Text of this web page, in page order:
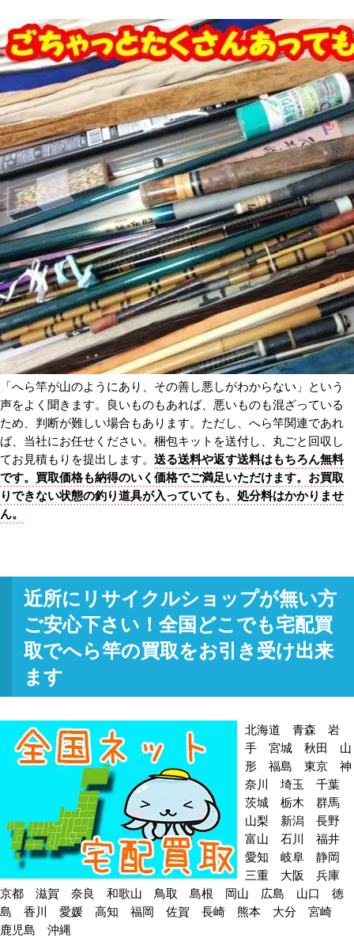
「へら竿が山のようにあり、その善し悪しがわからない」という
声をよく聞きます。良いものもあれば、悪いものも混ざっている
ため、判断が難しい場合もあります。ただし、へら竿関連であれ
ば、当社にお任せください。梱包キットを送付し、丸ごと回収し
てお見積もりを提出します。 送る送料や返す送料はもちろん無料
です。買取価格も納得のいく価格でご満足いただけます。お買取
りできない状態の釣り道具が入っていても、処分料はかかりませ
ん。
近所にリサイクルショップが無い方
ご安心下さい！全国どこでも宅配買
取でへら竿の買取をお引き受け出来
ます
北海道 青森 岩
手 宮城 秋田 山
形 福島 東京 神
奈川 埼玉 千葉
茨城 栃木 群馬
山梨 新潟 長野
富山 石川 福井
愛知 岐阜 静岡
三重 大阪 兵庫
京都 滋賀 奈良 和歌山 鳥取 島根 岡山 広島 山口 徳
島 香川 愛媛 高知 福岡 佐賀 長崎 熊本 大分 宮崎
鹿児島 沖縄